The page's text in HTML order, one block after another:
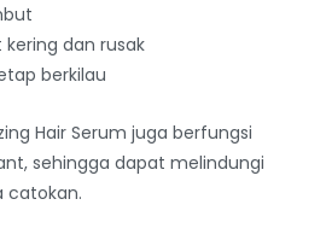
dan rusak
berkilau
Hair Serum juga berfungsi
sehingga dapat melindungi
catokan.